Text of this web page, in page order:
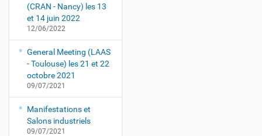
(CRAN - Nancy) les 13
et 14 juin 2022
12/06/2022
General Meeting (LAAS
- Toulouse) les 21 et 22
octobre 2021
09/07/2021
Manifestations et
Salons industriels
09/07/2021